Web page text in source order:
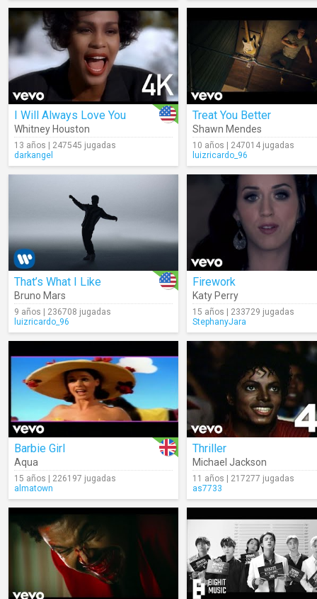
I Will Always Love You
Whitney Houston
13 años | 247545 jugadas
darkangel
Treat You Better
Shawn Mendes
10 años | 247014 jugadas
luizricardo_96
That’s What I Like
Bruno Mars
9 años | 236708 jugadas
luizricardo_96
Firework
Katy Perry
15 años | 233729 jugadas
StephanyJara
Barbie Girl
Aqua
15 años | 226197 jugadas
almatown
Thriller
Michael Jackson
11 años | 217277 jugadas
as7733